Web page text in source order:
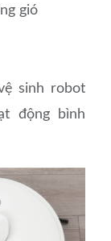
gió
sinh robot
động bình